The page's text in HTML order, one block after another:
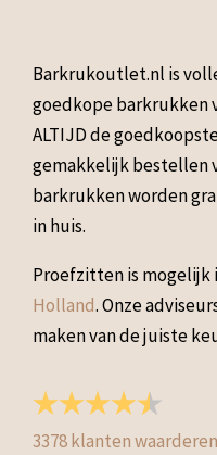
Barkrukoutlet.nl is
goedkope barkrukken
ALTIJD de
gemakkelijk bestellen
barkrukken worden
in huis.
Proefzitten is mogelijk
Holland. Onze
maken van de juiste
3378klanten